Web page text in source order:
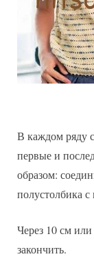
В каждом ряду
первые и
образом:
полустолбика
Через 10 см или
закончить.